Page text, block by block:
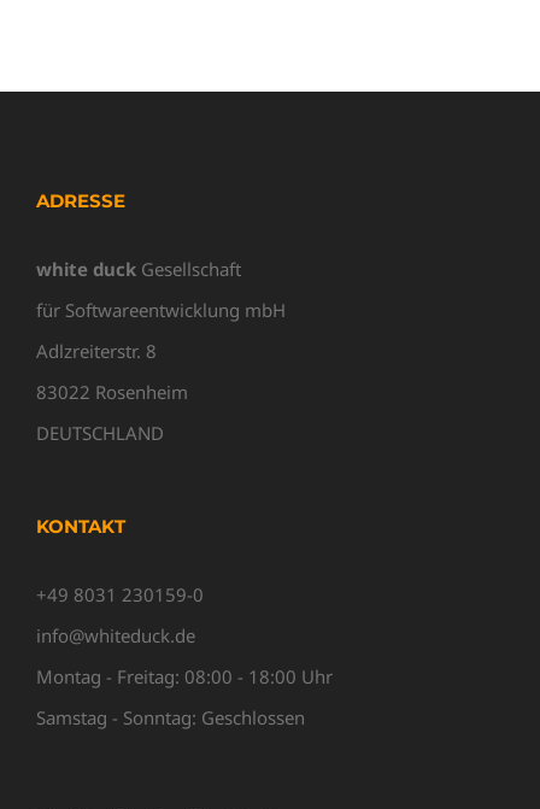
ADRESSE
white duck Gesellschaft
für Softwareentwicklung mbH
Adlzreiterstr. 8
83022 Rosenheim
DEUTSCHLAND
KONTAKT
+49 8031 230159-0
info@whiteduck.de
Montag - Freitag: 08:00 - 18:00 Uhr
Samstag - Sonntag: Geschlossen